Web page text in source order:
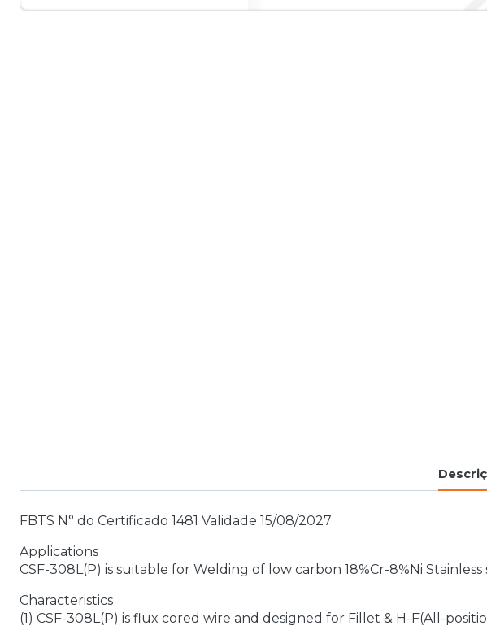
FBTS N° do Certificado 1481 Validade 15/08/2027
Applications
CSF-308L(P) is suitable for Welding of low carbon 18%Cr-8%Ni Stainless
Characteristics
(1) CSF-308L(P) is flux cored wire and designed for Fillet & H-F(All-